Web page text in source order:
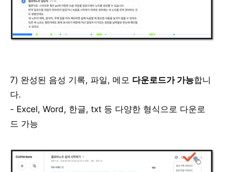
7) 완성된 음성 기록, 파일, 메모 다운로드가 가능합니
다.
- Excel, Word, 한글, txt 등 다양한 형식으로 다운로
드 가능